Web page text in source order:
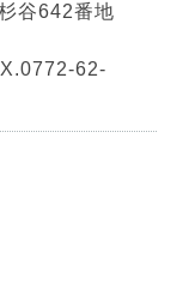
谷642番地
62-